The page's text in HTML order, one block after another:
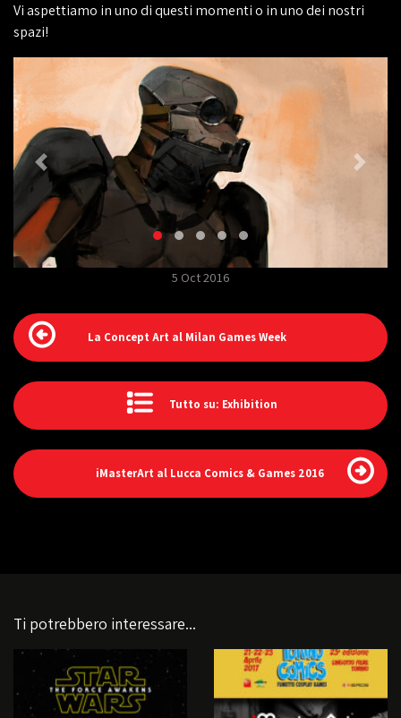
Vi aspettiamo in uno di questi momenti o in uno dei nostri
spazi!
5 Oct 2016
La Concept Art al Milan Games Week
Tutto su: Exhibition
iMasterArt al Lucca Comics & Games 2016
Ti potrebbero interessare...